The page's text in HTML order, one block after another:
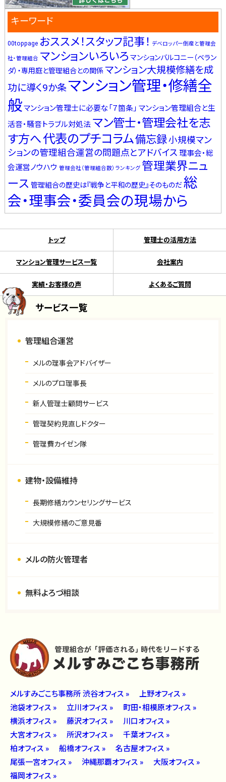
キーワード
00toppage おススメ！スタッフ記事！ デベロッパー倒産と管理会
社・管理組合 マンションいろいろ マンションバルコニー（ベラン
ダ）・専用庭と管理組合との関係 マンション大規模修繕を成
功に導く9か条マンション管理・修繕全
般マンション管理士に必要な「７箇条」 マンション管理組合と生
活音・騒音トラブル対処法 マン管士・管理会社を志
す方へ代表のプチコラム備忘録小規模マン
ションの管理組合運営の問題点とアドバイス 理事会・総
会運営ノウハウ 管理会社（管理組合数）ランキング 管理業界ニュ
ース 管理組合の歴史は『戦争と平和の歴史』そのものだ総
会・理事会・委員会の現場から
トップ 管理士の活用方法
マンション管理サービス一覧 会社案内
実績・お客様の声 よくあるご質問
サービス一覧
管理組合運営
メルの理事会アドバイザー
メルのプロ理事長
新人管理士顧問サービス
管理契約見直しドクター
管理費カイゼン隊
建物・設備維持
長期修繕カウンセリングサービス
大規模修繕のご意見番
メルの防火管理者
無料よろづ相談
メルすみごこち事務所 渋谷オフィス »
上野オフィス »
池袋オフィス »
立川オフィス »
町田・相模原オフィス »
横浜オフィス »
藤沢オフィス »
川口オフィス »
大宮オフィス »
所沢オフィス »
千葉オフィス »
柏オフィス »
船橋オフィス »
名古屋オフィス »
尾張一宮オフィス »
沖縄那覇オフィス »
大阪オフィス »
福岡オフィス »